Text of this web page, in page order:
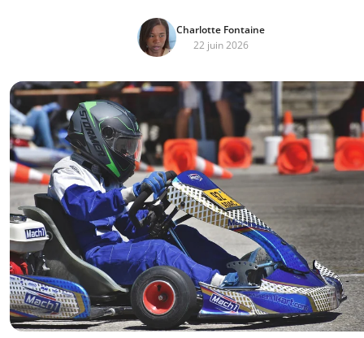
Charlotte Fontaine
22 juin 2026